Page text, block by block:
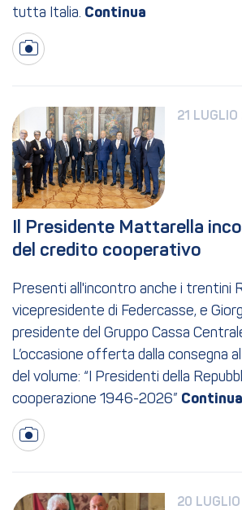
tutta Italia.
21
Il Presidente Mattarella
del credito cooperativo
Presenti all'incontro anche i trentini
vicepresidente di Federcasse, e
presidente del Gruppo Cassa
L’occasione offerta dalla consegna
del volume: “I Presidenti della
cooperazione 1946-2026”
20